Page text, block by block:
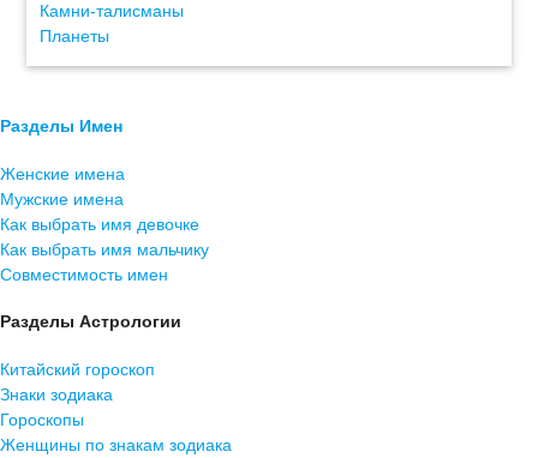
Камни-талисманы
Планеты
Разделы Имен
Женские имена
Мужские имена
Как выбрать имя девочке
Как выбрать имя мальчику
Совместимость имен
Разделы Астрологии
Китайский гороскоп
Знаки зодиака
Гороскопы
Женщины по знакам зодиака